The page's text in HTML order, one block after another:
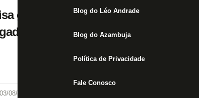
Blog do Léo Andrade
Blog do Azambuja
Política de Privacidade
Fale Conosco
gols sofridos pelo Botafogo
Estratégia bem montada,
03/08/25 às 19:40